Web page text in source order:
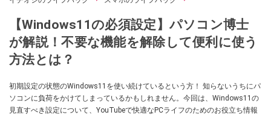
【Windows11の必須設定】パソコン博士
が解説！不要な機能を解除して便利に使う
方法とは？
初期設定の状態のWindows11を使い続けているという方！ 知らないうちにパ
ソコンに負荷をかけてしまっているかもしれません。今回は、Windows11の
見直すべき設定について、YouTubeで快適なPCライフのためのお役立ち情報